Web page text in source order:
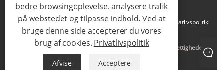
Links Sitemap RSS XML Privatlivspolitik
Copyright © 2021 KINGSIGN INDUSTRY (KINA) LIMITED Alle rettigheder
forbeholdes
bedre browsingoplevelse, analysere trafik
på webstedet og tilpasse indhold. Ved at
bruge denne side accepterer du vores
brug af cookies. Privatlivspolitik
Afvise Acceptere